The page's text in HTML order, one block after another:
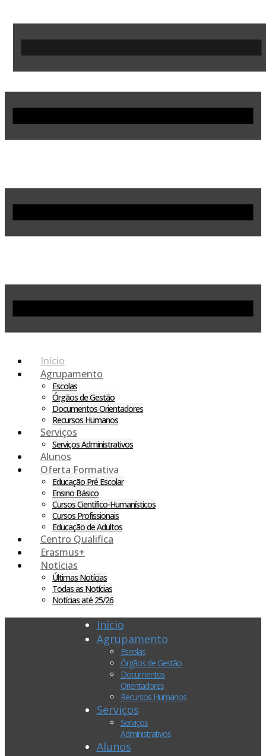
Início
Agrupamento
Escolas
Órgãos de Gestão
Documentos Orientadores
Recursos Humanos
Serviços
Serviços Administrativos
Alunos
Oferta Formativa
Educação Pré Escolar
Ensino Básico
Cursos Científico-Humanísticos
Cursos Profissionais
Educação de Adultos
Centro Qualifica
Erasmus+
Notícias
Últimas Notícias
Todas as Notícias
Notícias até 25/26
Início
Agrupamento
Escolas
Órgãos de Gestão
Documentos
Orientadores
Recursos Humanos
Serviços
Serviços
Administrativos
Alunos